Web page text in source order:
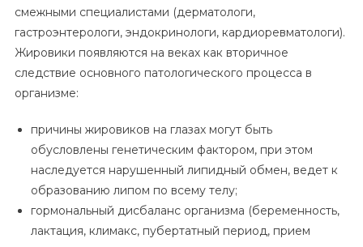
смежными специалистами (дерматологи,
гастроэнтерологи, эндокринологи, кардиоревматологи).
Жировики появляются на веках как вторичное
следствие основного патологического процесса в
организме:
причины жировиков на глазах могут быть
обусловлены генетическим фактором, при этом
наследуется нарушенный липидный обмен, ведет к
образованию липом по всему телу;
гормональный дисбаланс организма (беременность,
лактация, климакс, пубертатный период, прием